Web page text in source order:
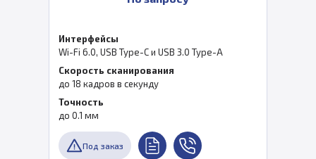
Интерфейсы
Wi-Fi 6.0, USB Type-C и USB 3.0 Type-A
Скорость сканирования
до 18 кадров в секунду
Точность
до 0.1 мм
Под заказ